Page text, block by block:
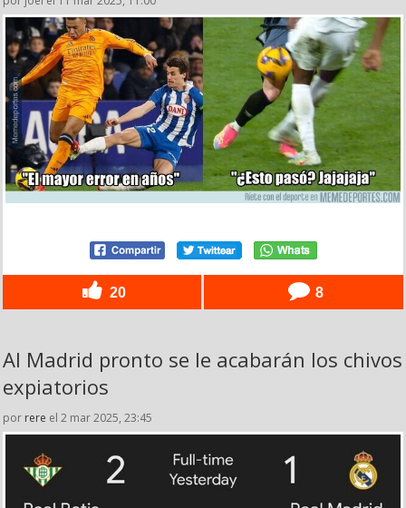
20 8
Al Madrid pronto se le acabarán los chivos
expiatorios
por rere el 2 mar 2025, 23:45